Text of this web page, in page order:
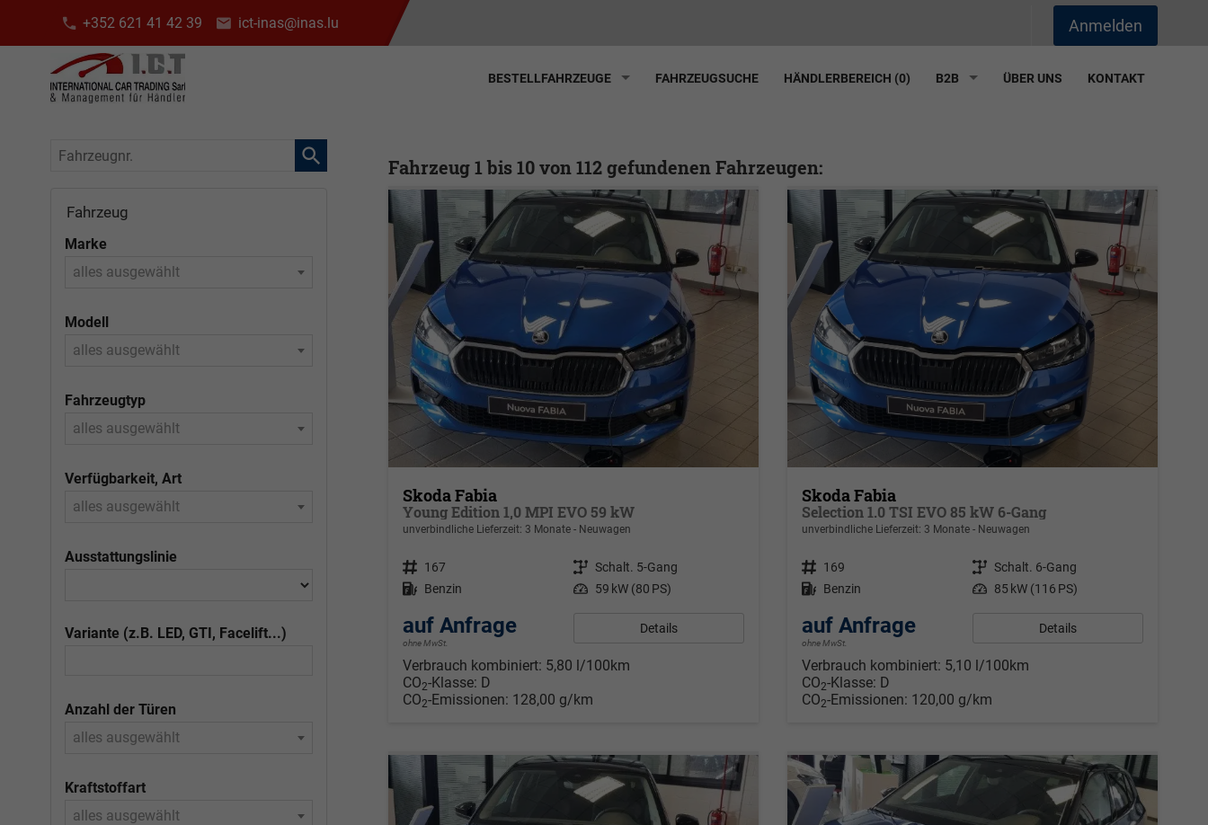
+352 621 41 42 39 ict-inas@inas.lu Anmelden
BESTELLFAHRZEUGE FAHRZEUGSUCHE HÄNDLERBEREICH (0) B2B ÜBER UNS KONTAKT
Fahrzeug 1 bis 10 von 112 gefundenen Fahrzeugen:
Skoda Fabia
Young Edition 1,0 MPI EVO 59 kW
unverbindliche Lieferzeit: 3 Monate Neuwagen
Fahrzeugnr. 167 Getriebe Schalt. 5-Gang
Kraftstoff Benzin Leistung 59 kW (80 PS)
auf Anfrage
ohne MwSt.
Details
Verbrauch kombiniert: 5,80 l/100km
CO2-Klasse: D
CO2-Emissionen: 128,00 g/km
Skoda Fabia
Selection 1.0 TSI EVO 85 kW 6-Gang
unverbindliche Lieferzeit: 3 Monate Neuwagen
Fahrzeugnr. 169 Getriebe Schalt. 6-Gang
Kraftstoff Benzin Leistung 85 kW (116 PS)
auf Anfrage
ohne MwSt.
Details
Verbrauch kombiniert: 5,10 l/100km
CO2-Klasse: D
CO2-Emissionen: 120,00 g/km
Fahrzeugnr.
Fahrzeug
Marke
alles ausgewählt
Modell
alles ausgewählt
Fahrzeugtyp
alles ausgewählt
Verfügbarkeit, Art
alles ausgewählt
Ausstattungslinie
Variante (z.B. LED, GTI, Facelift...)
Anzahl der Türen
alles ausgewählt
Kraftstoffart
alles ausgewählt